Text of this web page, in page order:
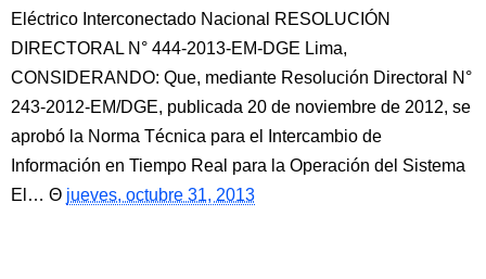
Eléctrico Interconectado Nacional RESOLUCIÓN
DIRECTORAL N° 444-2013-EM-DGE Lima,
CONSIDERANDO: Que, mediante Resolución Directoral N°
243-2012-EM/DGE, publicada 20 de noviembre de 2012, se
aprobó la Norma Técnica para el Intercambio de
Información en Tiempo Real para la Operación del Sistema
El…
jueves, octubre 31, 2013